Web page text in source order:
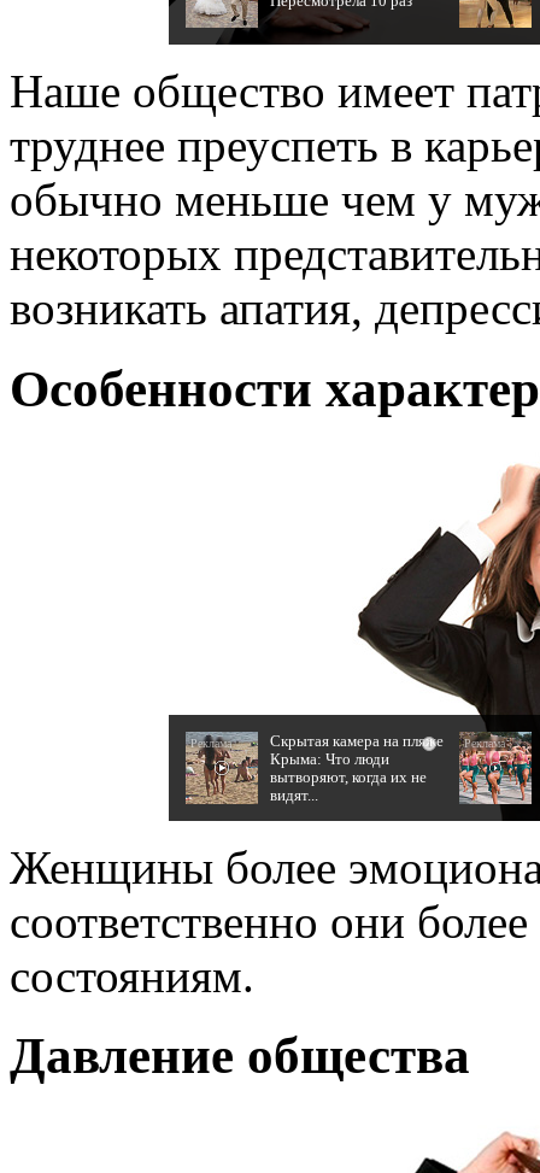
Наше общество имеет
труднее преуспеть в
обычно меньше чем у
некоторых
возникать апатия,
Особенности
Женщины более
соответственно они
состояниям.
Давление общества
i
Скрытая камера на пляже
Крыма: Что люди
вытворяют, когда их не
видят...